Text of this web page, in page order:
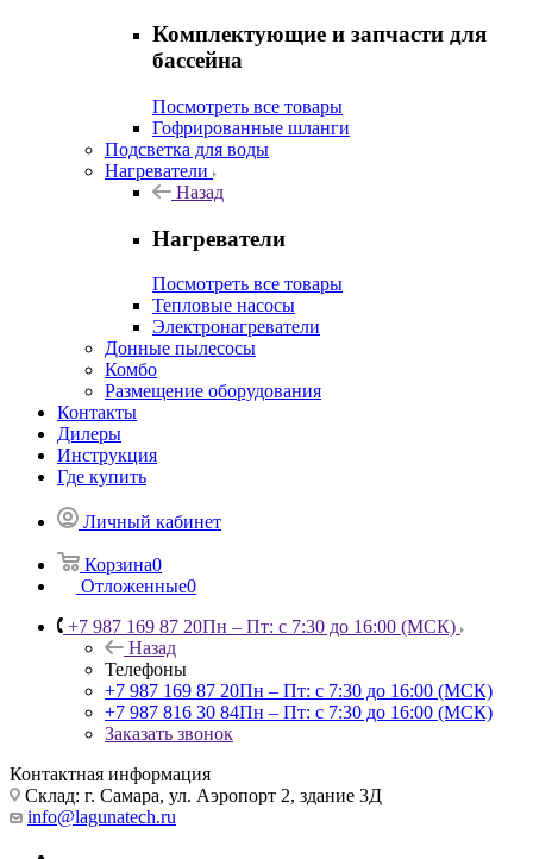
Комплектующие и запчасти для
бассейна
Посмотреть все товары
Гофрированные шланги
Подсветка для воды
Нагреватели
Назад
Нагреватели
Посмотреть все товары
Тепловые насосы
Электронагреватели
Донные пылесосы
Комбо
Размещение оборудования
Контакты
Дилеры
Инструкция
Где купить
Личный кабинет
Корзина0
Отложенные0
+7 987 169 87 20Пн – Пт: с 7:30 до 16:00 (МСК)
Назад
Телефоны
+7 987 169 87 20Пн – Пт: с 7:30 до 16:00 (МСК)
+7 987 816 30 84Пн – Пт: с 7:30 до 16:00 (МСК)
Заказать звонок
Контактная информация
Склад: г. Самара, ул. Аэропорт 2, здание 3Д
info@lagunatech.ru